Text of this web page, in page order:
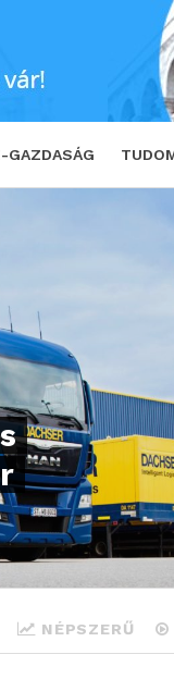
GAZDASÁG
NÉPSZERŰ